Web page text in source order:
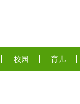
校园 育儿